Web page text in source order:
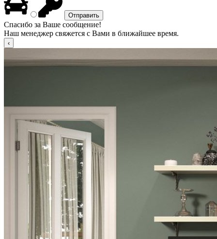
Спасибо за Ваше сообщение!
Наш менеджер свяжется с Вами в ближайшее время.